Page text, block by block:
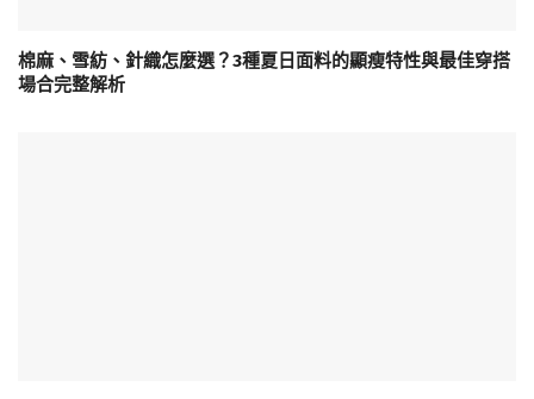
棉麻、雪紡、針織怎麼選？3種夏日面料的顯瘦特性與最佳穿搭
場合完整解析